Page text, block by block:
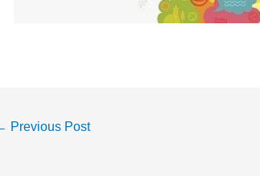
Previous Post